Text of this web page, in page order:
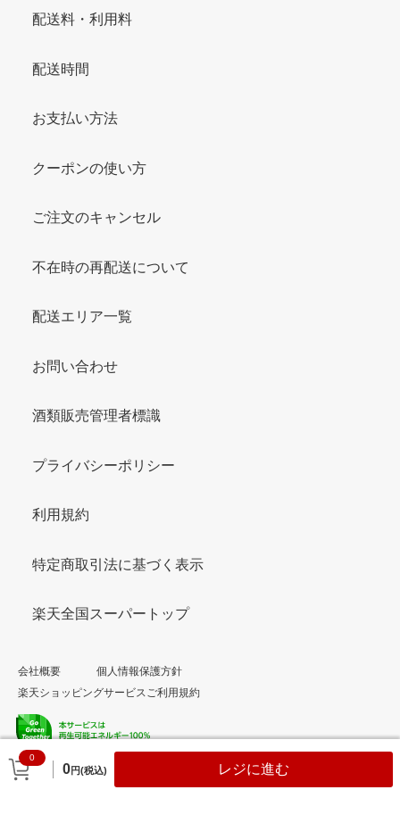
0
0円(税込) レジに進む
配送料・利用料
配送時間
お支払い方法
クーポンの使い方
ご注文のキャンセル
不在時の再配送について
配送エリア一覧
お問い合わせ
酒類販売管理者標識
プライバシーポリシー
利用規約
特定商取引法に基づく表示
楽天全国スーパートップ
会社概要
個人情報保護方針
楽天ショッピングサービスご利用規約
© Rakuten Group, Inc.